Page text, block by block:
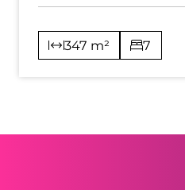
347 m² 7